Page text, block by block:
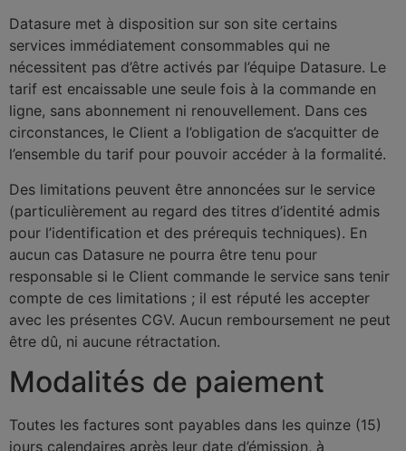
Datasure met à disposition sur son site certains
services immédiatement consommables qui ne
nécessitent pas d’être activés par l’équipe Datasure. Le
tarif est encaissable une seule fois à la commande en
ligne, sans abonnement ni renouvellement. Dans ces
circonstances, le Client a l’obligation de s’acquitter de
l’ensemble du tarif pour pouvoir accéder à la formalité.
Des limitations peuvent être annoncées sur le service
(particulièrement au regard des titres d’identité admis
pour l’identification et des prérequis techniques). En
aucun cas Datasure ne pourra être tenu pour
responsable si le Client commande le service sans tenir
compte de ces limitations ; il est réputé les accepter
avec les présentes CGV. Aucun remboursement ne peut
être dû, ni aucune rétractation.
Modalités de paiement
Toutes les factures sont payables dans les quinze (15)
jours calendaires après leur date d’émission, à